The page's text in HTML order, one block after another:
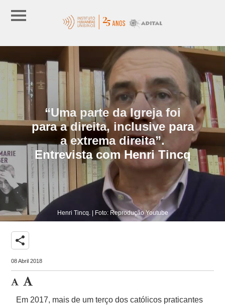
“Uma parte da Igreja foi
para a direita, inclusive para
a extrema direita”.
Entrevista com Henri Tincq
Henri Tincq. | Foto: Reprodução Youtube
share
08 Abril 2018
Em 2017, mais de um terço dos católicos praticantes